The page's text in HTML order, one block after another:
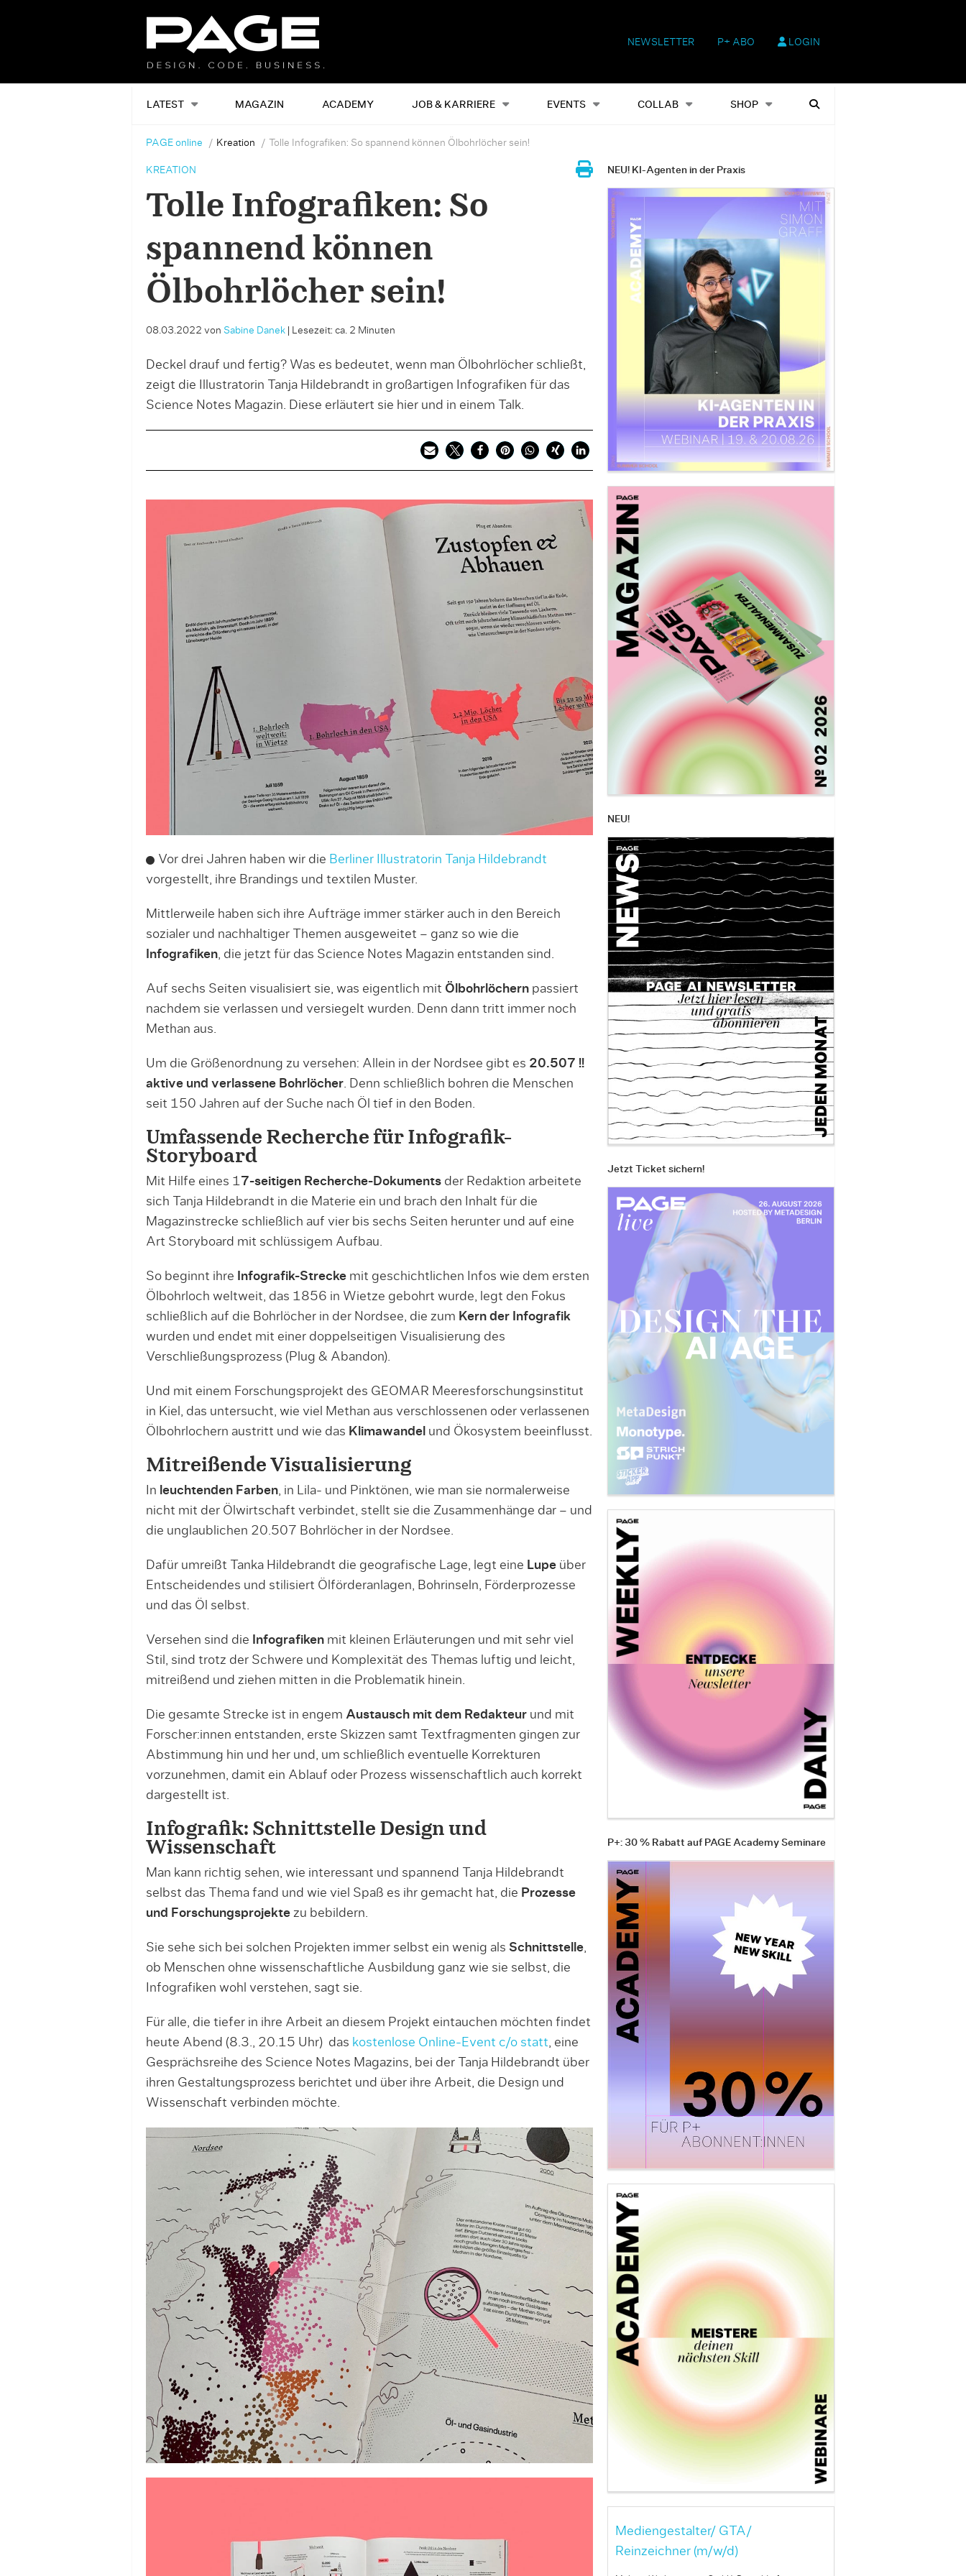
NEWSLETTER P+ ABO LOGIN
LATEST MAGAZIN ACADEMY JOB & KARRIERE EVENTS COLLAB SHOP
Alles Events Shop Heftausgaben Suchen
PAGE online Kreation Tolle Infografiken: So spannend können Ölbohrlöcher sein!
KREATION
Tolle Infografiken: So
spannend können
Ölbohrlöcher sein!
08.03.2022 von Sabine Danek| Lesezeit: ca. 2 Minuten
Deckel drauf und fertig? Was es bedeutet, wenn man Ölbohrlöcher schließt,
zeigt die Illustratorin Tanja Hildebrandt in großartigen Infografiken für das
Science Notes Magazin. Diese erläutert sie hier und in einem Talk.
Vor drei Jahren haben wir die Berliner Illustratorin Tanja Hildebrandt
vorgestellt, ihre Brandings und textilen Muster.
Mittlerweile haben sich ihre Aufträge immer stärker auch in den Bereich
sozialer und nachhaltiger Themen ausgeweitet – ganz so wie die
Infografiken, die jetzt für das Science Notes Magazin entstanden sind.
Auf sechs Seiten visualisiert sie, was eigentlich mit Ölbohrlöchernpassiert
nachdem sie verlassen und versiegelt wurden. Denn dann tritt immer noch
Methan aus.
Um die Größenordnung zu versehen: Allein in der Nordsee gibt es 20.507 !!
aktive und verlassene Bohrlöcher. Denn schließlich bohren die Menschen
seit 150 Jahren auf der Suche nach Öl tief in den Boden.
Umfassende Recherche für Infografik-
Storyboard
Mit Hilfe eines 17-seitigen Recherche-Dokumentsder Redaktion arbeitete
sich Tanja Hildebrandt in die Materie ein und brach den Inhalt für die
Magazinstrecke schließlich auf vier bis sechs Seiten herunter und auf eine
Art Storyboard mit schlüssigem Aufbau.
So beginnt ihre Infografik-Streckemit geschichtlichen Infos wie dem ersten
Ölbohrloch weltweit, das 1856 in Wietze gebohrt wurde, legt den Fokus
schließlich auf die Bohrlöcher in der Nordsee, die zum Kern der Infografik
wurden und endet mit einer doppelseitigen Visualisierung des
Verschließungsprozess (Plug & Abandon).
Und mit einem Forschungsprojekt des GEOMAR Meeresforschungsinstitut
in Kiel, das untersucht, wie viel Methan aus verschlossenen oder verlassenen
Ölbohrlochern austritt und wie das Klimawandel und Ökosystem beeinflusst.
Mitreißende Visualisierung
In leuchtenden Farben, in Lila- und Pinktönen, wie man sie normalerweise
nicht mit der Ölwirtschaft verbindet, stellt sie die Zusammenhänge dar – und
die unglaublichen 20.507 Bohrlöcher in der Nordsee.
Dafür umreißt Tanka Hildebrandt die geografische Lage, legt eine Lupeüber
Entscheidendes und stilisiert Ölförderanlagen, Bohrinseln, Förderprozesse
und das Öl selbst.
Versehen sind die Infografikenmit kleinen Erläuterungen und mit sehr viel
Stil, sind trotz der Schwere und Komplexität des Themas luftig und leicht,
mitreißend und ziehen mitten in die Problematik hinein.
Die gesamte Strecke ist in engem Austausch mit dem Redakteurund mit
Forscher:innen entstanden, erste Skizzen samt Textfragmenten gingen zur
Abstimmung hin und her und, um schließlich eventuelle Korrekturen
vorzunehmen, damit ein Ablauf oder Prozess wissenschaftlich auch korrekt
dargestellt ist.
Infografik: Schnittstelle Design und
Wissenschaft
Man kann richtig sehen, wie interessant und spannend Tanja Hildebrandt
selbst das Thema fand und wie viel Spaß es ihr gemacht hat, die Prozesse
und Forschungsprojektezu bebildern.
Sie sehe sich bei solchen Projekten immer selbst ein wenig als Schnittstelle,
ob Menschen ohne wissenschaftliche Ausbildung ganz wie sie selbst, die
Infografiken wohl verstehen, sagt sie.
Für alle, die tiefer in ihre Arbeit an diesem Projekt eintauchen möchten findet
heute Abend (8.3., 20.15 Uhr) das kostenlose Online-Event c/o statt, eine
Gesprächsreihe des Science Notes Magazins, bei der Tanja Hildebrandt über
ihren Gestaltungsprozess berichtet und über ihre Arbeit, die Design und
Wissenschaft verbinden möchte.
NEU! KI-Agenten in der Praxis
NEU!
Jetzt Ticket sichern!
P+: 30 % Rabatt auf PAGE Academy Seminare
Mediengestalter/ GTA/
Reinzeichner (m/w/d)